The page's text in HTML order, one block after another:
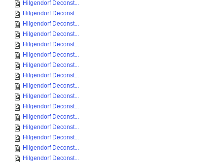
Hilgendorf Deconst...
Hilgendorf Deconst...
Hilgendorf Deconst...
Hilgendorf Deconst...
Hilgendorf Deconst...
Hilgendorf Deconst...
Hilgendorf Deconst...
Hilgendorf Deconst...
Hilgendorf Deconst...
Hilgendorf Deconst...
Hilgendorf Deconst...
Hilgendorf Deconst...
Hilgendorf Deconst...
Hilgendorf Deconst...
Hilgendorf Deconst...
Hilgendorf Deconst...